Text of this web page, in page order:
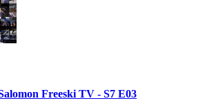
Freeski TV - S7 E03